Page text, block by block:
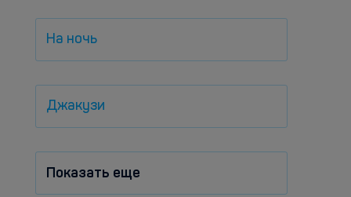
На ночь
Джакузи
Показать еще